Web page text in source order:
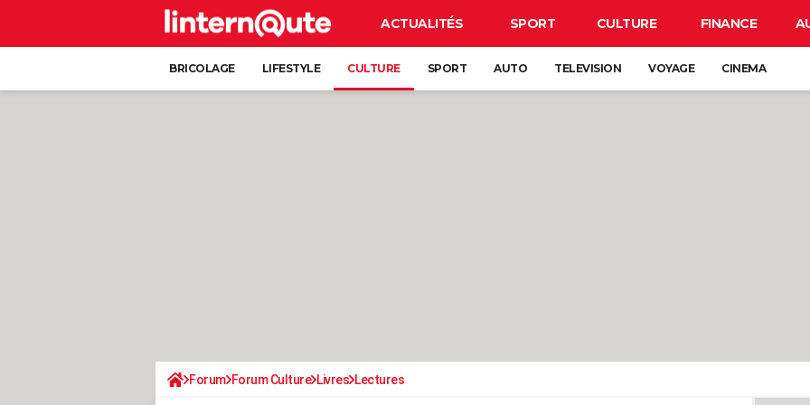
ACTUALITÉS SPORT CULTURE FINANCE
BRICOLAGE LIFESTYLE CULTURE SPORT AUTO TELEVISION VOYAGE CINEMA
Forum Forum Culture Livres Lectures